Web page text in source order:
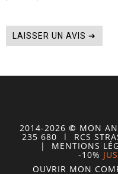
LAISSER UN AVIS ➔
2014-2026 © MON
235 680 | RCS
| MENTIONS
-10%
OUVRIR MON